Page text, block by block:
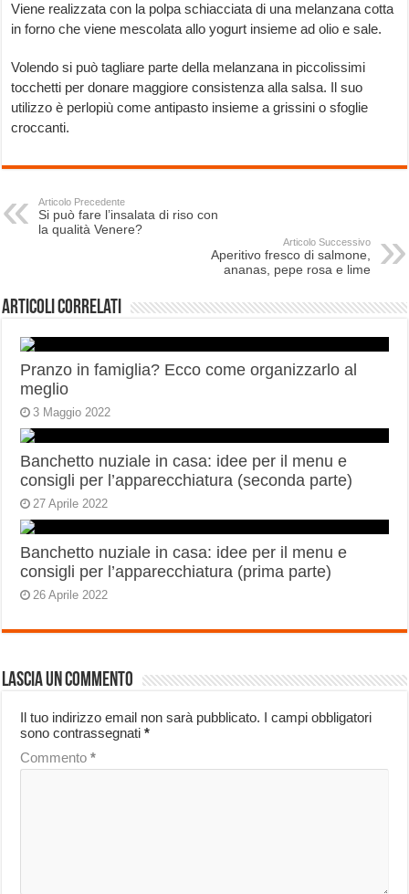
Viene realizzata con la polpa schiacciata di una melanzana cotta
in forno che viene mescolata allo yogurt insieme ad olio e sale.
Volendo si può tagliare parte della melanzana in piccolissimi
tocchetti per donare maggiore consistenza alla salsa. Il suo
utilizzo è perlopiù come antipasto insieme a grissini o sfoglie
croccanti.
Articolo Precedente
Si può fare l’insalata di riso con
la qualità Venere?
Articolo Successivo
Aperitivo fresco di salmone,
ananas, pepe rosa e lime
Articoli correlati
Pranzo in famiglia? Ecco come organizzarlo al
meglio
3 Maggio 2022
Banchetto nuziale in casa: idee per il menu e
consigli per l’apparecchiatura (seconda parte)
27 Aprile 2022
Banchetto nuziale in casa: idee per il menu e
consigli per l’apparecchiatura (prima parte)
26 Aprile 2022
Lascia un commento
Il tuo indirizzo email non sarà pubblicato. I campi obbligatori
sono contrassegnati*
Commento*